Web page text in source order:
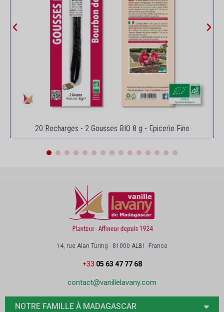
Aperçu rapide
20 Recharges - 2 Gousses BIO 8 g - Epicerie Fine
14, rue Alan Turing - 81000 ALBI - France
+33 05 63 47 77 68
contact@vanillelavany.com
NOTRE FAMILLE À MADAGASCAR